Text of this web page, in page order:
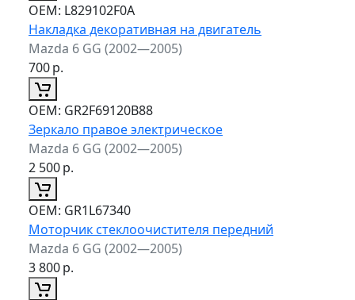
ОЕМ: L829102F0A
Накладка декоративная на двигатель
Mazda 6 GG (2002—2005)
700р.
ОЕМ: GR2F69120B88
Зеркало правое электрическое
Mazda 6 GG (2002—2005)
2 500р.
ОЕМ: GR1L67340
Моторчик стеклоочистителя передний
Mazda 6 GG (2002—2005)
3 800р.